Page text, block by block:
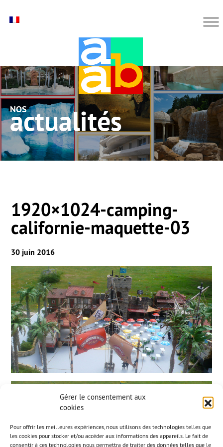
Gérer le consentement aux
cookies
Pour offrir les meilleures expériences, nous utilisons des technologies telles que
les cookies pour stocker et/ou accéder aux informations des appareils. Le fait de
consentir à ces technologies nous permettra de traiter des données telles que le
nos actualités
1920×1024-camping-
californie-maquette-03
30 juin 2016